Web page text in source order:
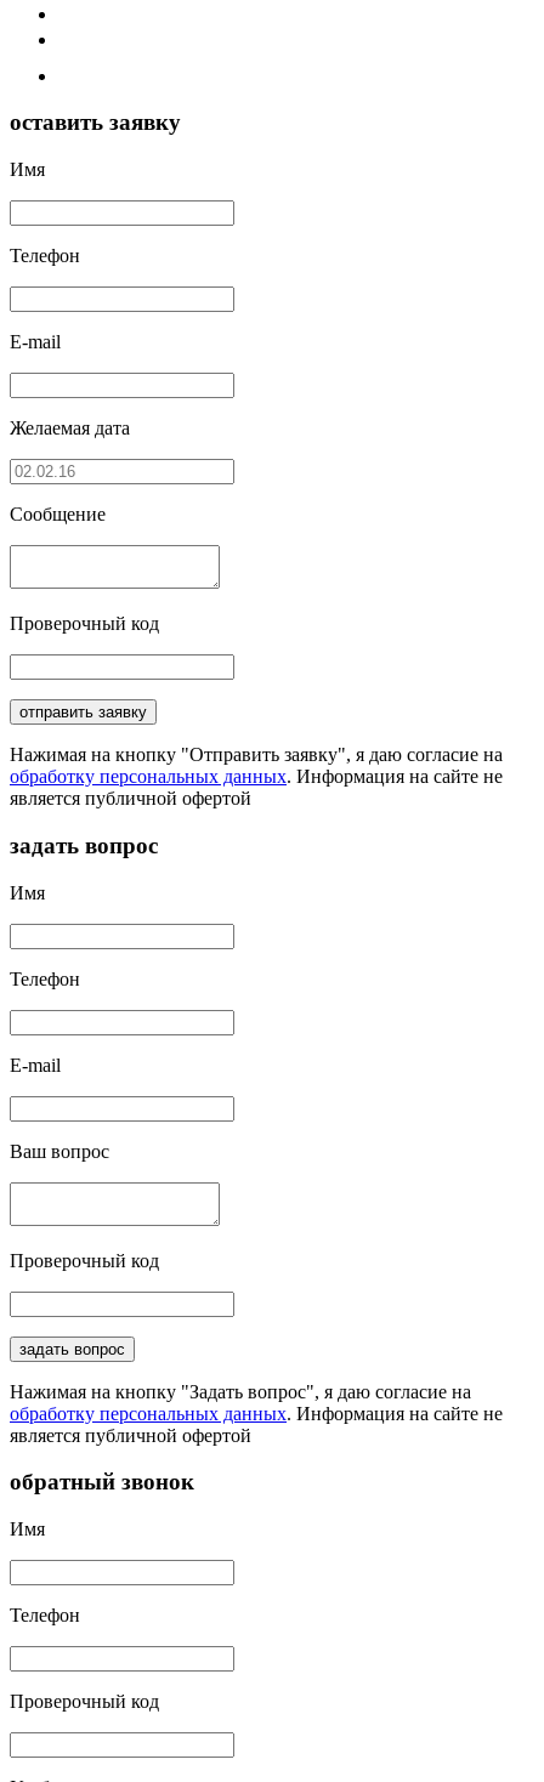
оставить заявку
Имя
Телефон
E-mail
Желаемая дата
Сообщение
Проверочный код
отправить заявку
Нажимая на кнопку "Отправить заявку", я даю согласие на
обработку персональных данных. Информация на сайте не
является публичной офертой
задать вопрос
Имя
Телефон
E-mail
Ваш вопрос
Проверочный код
задать вопрос
Нажимая на кнопку "Задать вопрос", я даю согласие на
обработку персональных данных. Информация на сайте не
является публичной офертой
обратный звонок
Имя
Телефон
Проверочный код